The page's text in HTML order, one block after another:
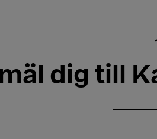
dig till